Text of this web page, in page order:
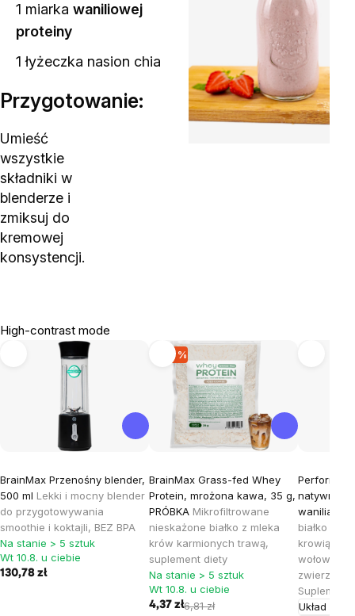
1 miarka waniliowej
proteiny
1 łyżeczka nasion chia
Przygotowanie:
Umieść
wszystkie
składniki w
blenderze i
zmiksuj do
kremowej
konsystencji.
High-contrast mode
BrainMax Przenośny blender,
500 ml Lekki i mocny blender
do przygotowywania
smoothie i koktajli, BEZ BPA
Na stanie > 5 sztuk
Wt 10.8. u ciebie
130,78 zł
-36 %
BrainMax Grass-fed Whey
Protein, mrożona kawa, 35 g,
PRÓBKA Mikrofiltrowane
nieskażone białko z mleka
krów karmionych trawą,
suplement diety
Na stanie > 5 sztuk
Wt 10.8. u ciebie
4,37 zł6,81 zł
natywne
wanilia,
białko
krowią i
wołowiny
zwierząt
Suplement
Układ